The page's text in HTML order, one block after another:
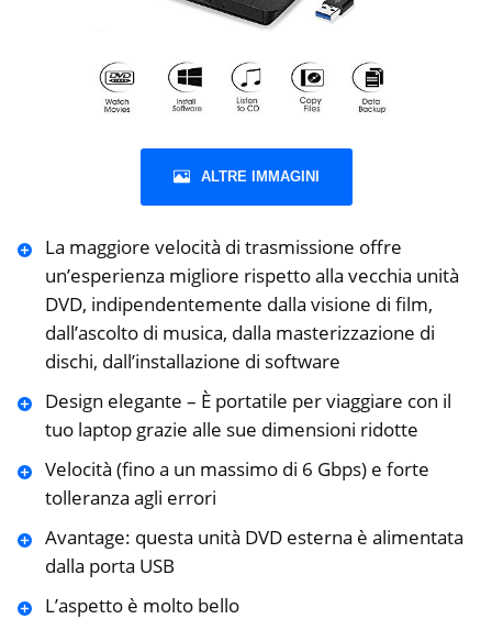
ALTRE IMMAGINI
La maggiore velocità di trasmissione offre
un’esperienza migliore rispetto alla vecchia unità
DVD, indipendentemente dalla visione di film,
dall’ascolto di musica, dalla masterizzazione di
dischi, dall’installazione di software
Design elegante – È portatile per viaggiare con il
tuo laptop grazie alle sue dimensioni ridotte
Velocità (fino a un massimo di 6 Gbps) e forte
tolleranza agli errori
Avantage: questa unità DVD esterna è alimentata
dalla porta USB
L’aspetto è molto bello